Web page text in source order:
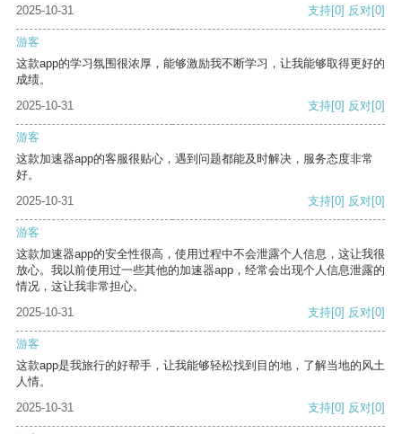
2025-10-31 支持[0] 反对[0]
游客
这款app的学习氛围很浓厚，能够激励我不断学习，让我能够取得更好的
成绩。
2025-10-31
支持[0] 反对[0]
游客
这款加速器app的客服很贴心，遇到问题都能及时解决，服务态度非常
好。
2025-10-31
支持[0] 反对[0]
游客
这款加速器app的安全性很高，使用过程中不会泄露个人信息，这让我很
放心。我以前使用过一些其他的加速器app，经常会出现个人信息泄露的
情况，这让我非常担心。
2025-10-31
支持[0] 反对[0]
游客
这款app是我旅行的好帮手，让我能够轻松找到目的地，了解当地的风土
人情。
2025-10-31
支持[0] 反对[0]